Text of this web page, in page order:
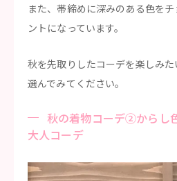
また、帯締めに深みのある色を
ントになっています。
秋を先取りしたコーデを楽しみ
選んでみてください。
秋の着物コーデ②からし
大人コーデ